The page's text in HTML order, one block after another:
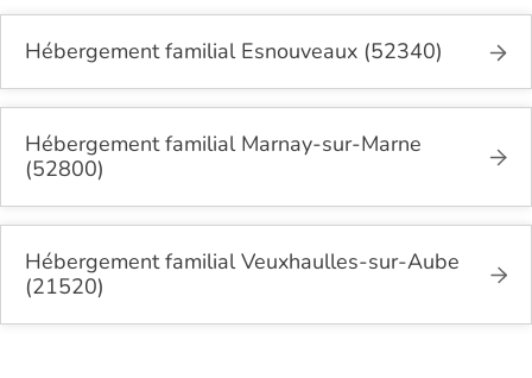
Hébergement familial Esnouveaux (52340)
Hébergement familial Marnay-sur-Marne
(52800)
Hébergement familial Veuxhaulles-sur-Aube
(21520)